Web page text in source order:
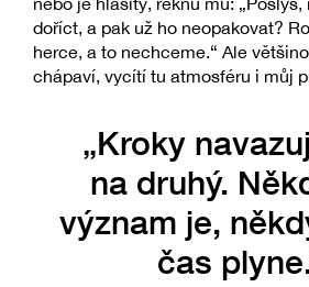
doříct, a pak už ho neopakovat?
herce, a to nechceme.“ Ale
chápaví, vycítí tu atmosféru i můj
„Kroky
na druhý.
význam je,
čas